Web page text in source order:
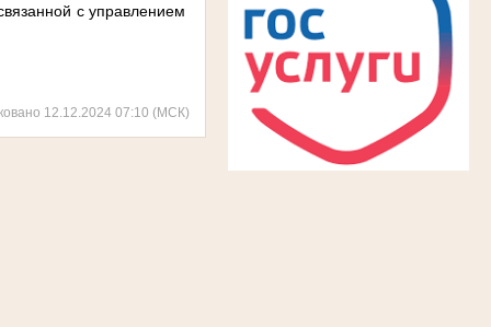
с управлением
12.12.2024 07:10 (МСК)